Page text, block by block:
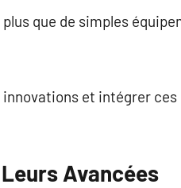
que de simples
et intégrer
Avancées